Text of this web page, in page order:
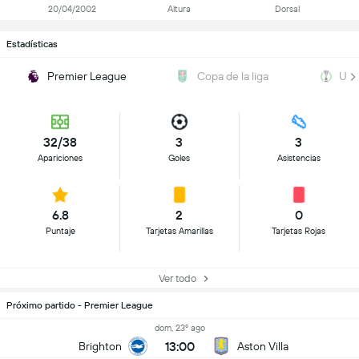
20/04/2002 Altura Dorsal
Estadísticas
Premier League Copa de la liga
32/38
Apariciones
3
Goles
3
Asistencias
6.8
Puntaje
2
Tarjetas Amarillas
0
Tarjetas Rojas
Ver todo
Próximo partido - Premier League
Brighton
dom, 23º ago
13:00 Aston Villa